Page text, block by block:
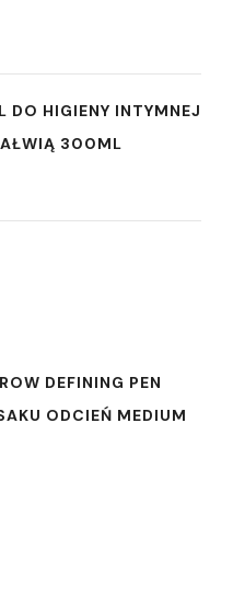
DO HIGIENY INTYMNEJ
300ML
DEFINING PEN
ODCIEŃ MEDIUM